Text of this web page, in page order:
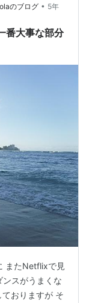
…のブログ • 5年
番大事な部分
またNetflixで見
スがうまくな
おりますが そ